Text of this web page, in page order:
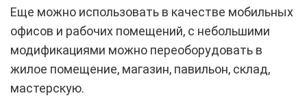
Еще можно использовать в качестве мобильных
офисов и рабочих помещений, с небольшими
модификациями можно переоборудовать в
жилое помещение, магазин, павильон, склад,
мастерскую.